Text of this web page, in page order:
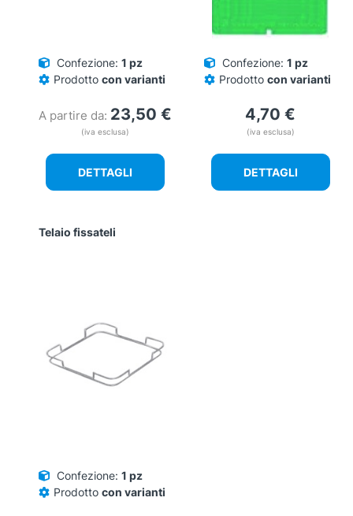
Confezione: 1 pz
Prodotto con varianti
A partire da: 23,50 €
(iva esclusa)
DETTAGLI
Confezione: 1 pz
Prodotto con varianti
4,70 €
(iva esclusa)
DETTAGLI
Telaio fissateli
Confezione: 1 pz
Prodotto con varianti